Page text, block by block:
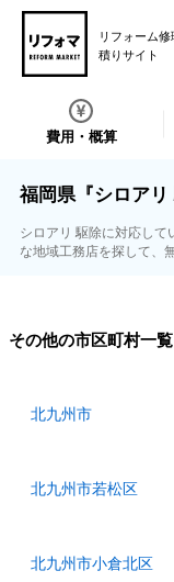
リフォーム
積りサイト
費用・概算
福岡県『シロア
シロアリ 駆除に対応し
な地域工務店を探して、
その他の市区町村一覧
北九州市
北九州市若松区
北九州市小倉北区